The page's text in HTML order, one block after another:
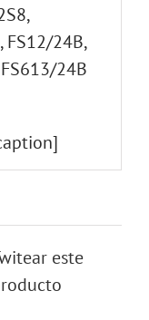
FS12/24B,
24B
este